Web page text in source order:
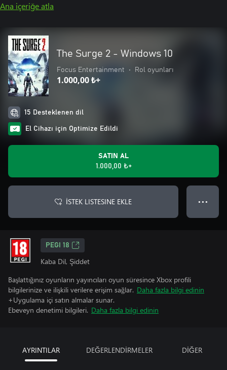
Ana içeriğe atla
The Surge 2 - Windows 10
Focus Entertainment • Rol oyunları
1.000,00 ₺+
15 Desteklenen dil
El Cihazı için Optimize Edildi
SATIN AL
1.000,00 ₺+
İSTEK LISTESINE EKLE ● ● ●
PEGI 18
Kaba Dil, Şiddet
Başlattığınız oyunların yayıncıları oyun süresince Xbox profili
bilgilerinize ve ilişkili verilere erişim sağlar. Daha fazla bilgi edinin
+Uygulama içi satın almalar sunar.
Ebeveyn denetimi bilgileri. Daha fazla bilgi edinin
AYRINTILAR DEĞERLENDİRMELER DİĞER